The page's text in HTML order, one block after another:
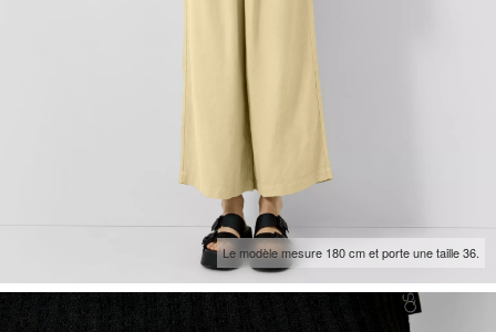
Le modèle mesure 180 cm et porte une taille 36.